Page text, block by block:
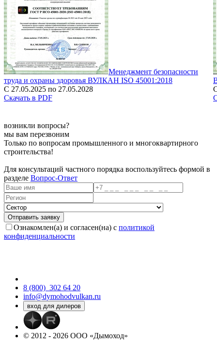
Менеджмент безопасности
труда и охраны здоровья ВУЛКАН ISO 45001:2018
С 27.05.2025 по 27.05.2028
Скачать в PDF
возникли вопросы?
мы вам перезвоним
Только по вопросам промышленного и многоквартирного
строительства!
Для консультаций частного порядка воспользуйтесь формой в
разделе Вопрос-Ответ
Ознакомлен(а) и согласен(на) с политикой
конфиденциальности
8 (800) 302 64 20
info@dymohodvulkan.ru
© 2012 - 2026 ООО «Дымоход»